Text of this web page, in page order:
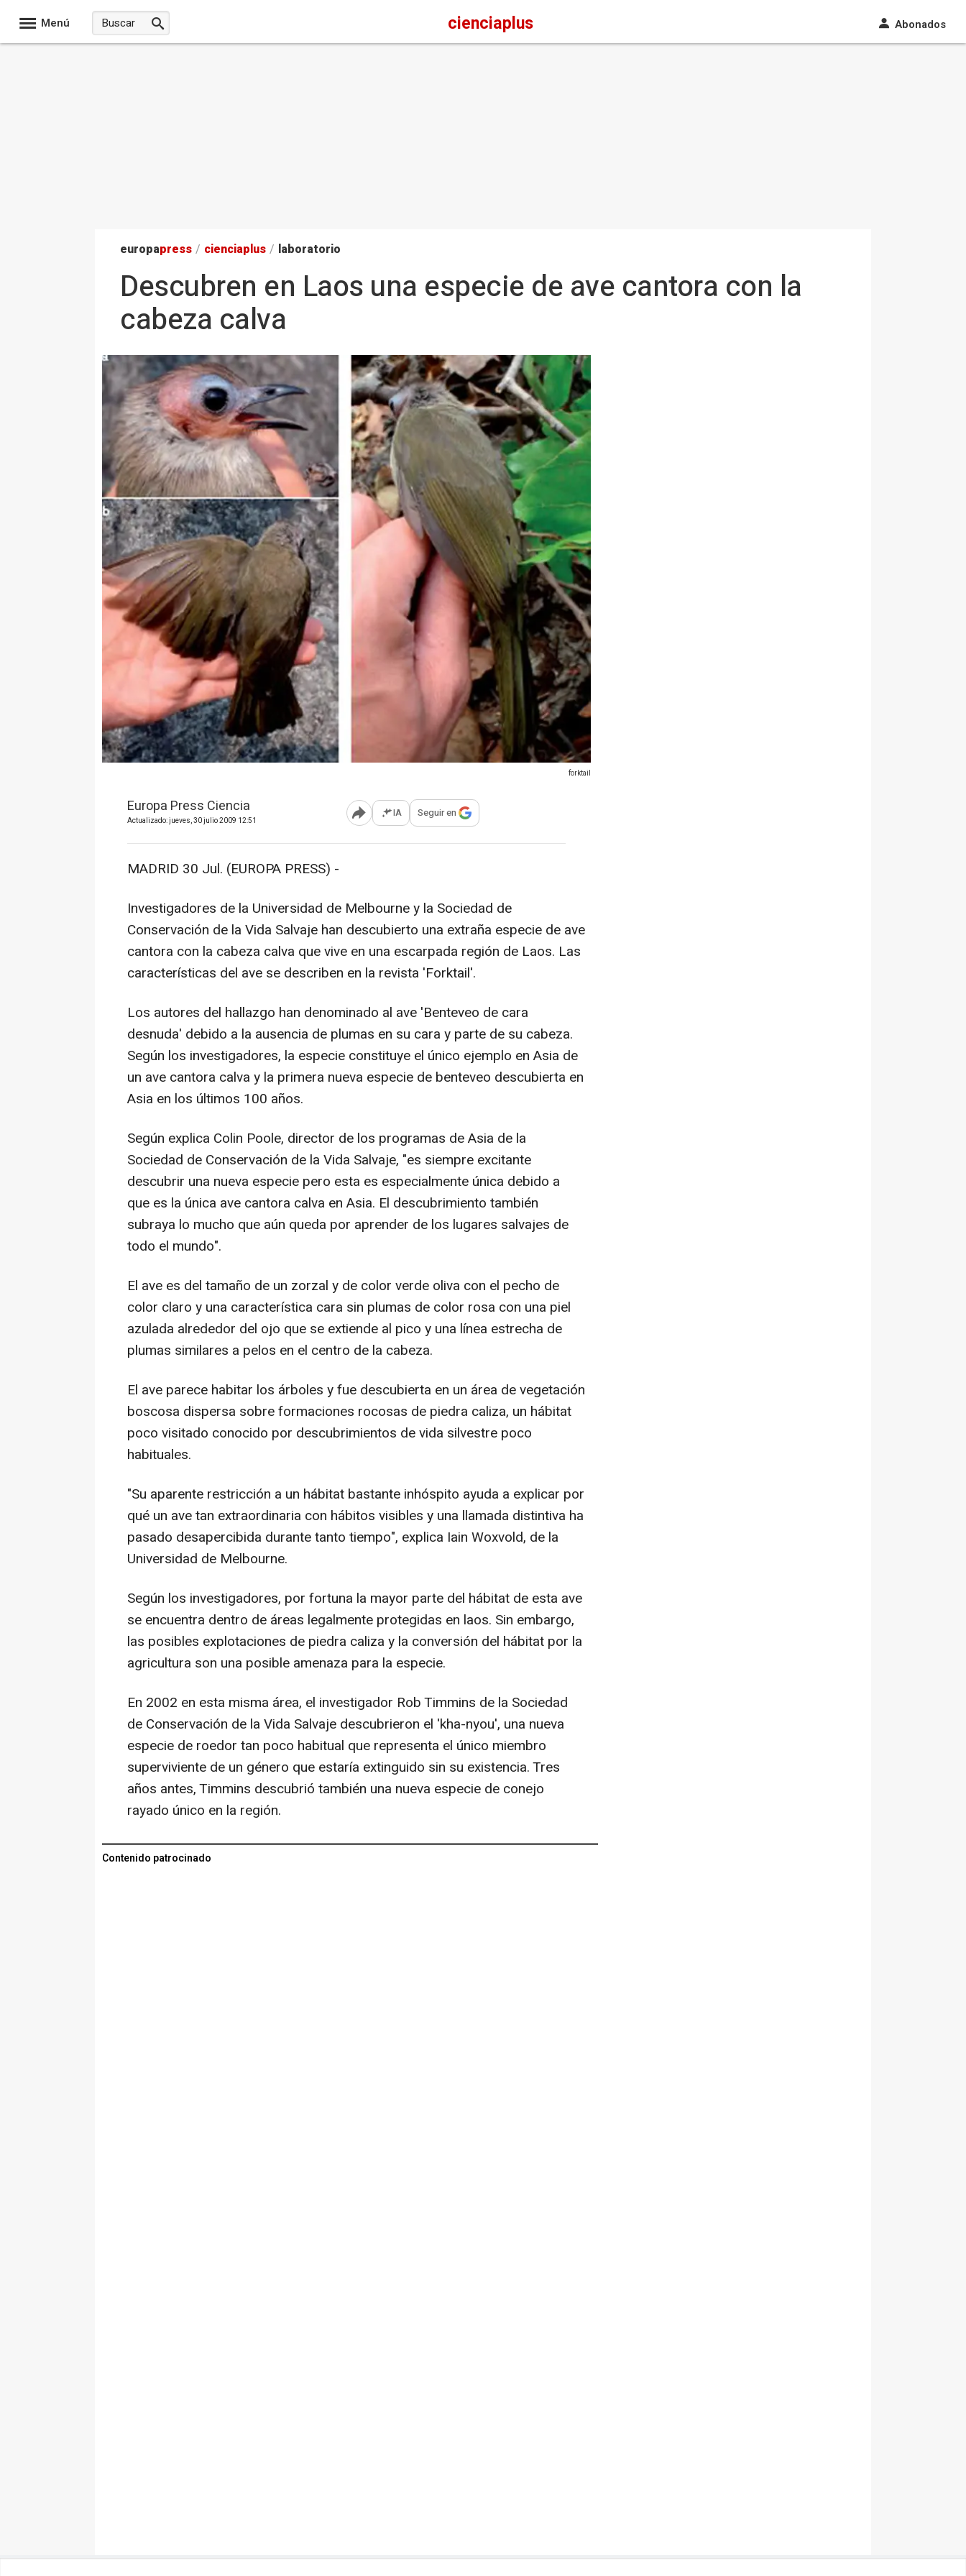
Menú cienciaplus Abonados
europapress / cienciaplus / laboratorio
Descubren en Laos una especie de ave cantora con la
cabeza calva
forktail
Europa Press Ciencia
Actualizado: jueves, 30 julio 2009 12:51 Abrir opciones para compartir
IA Seguir en
MADRID 30 Jul. (EUROPA PRESS) -
Investigadores de la Universidad de Melbourne y la Sociedad de
Conservación de la Vida Salvaje han descubierto una extraña especie de ave
cantora con la cabeza calva que vive en una escarpada región de Laos. Las
características del ave se describen en la revista 'Forktail'.
Los autores del hallazgo han denominado al ave 'Benteveo de cara
desnuda' debido a la ausencia de plumas en su cara y parte de su cabeza.
Según los investigadores, la especie constituye el único ejemplo en Asia de
un ave cantora calva y la primera nueva especie de benteveo descubierta en
Asia en los últimos 100 años.
Según explica Colin Poole, director de los programas de Asia de la
Sociedad de Conservación de la Vida Salvaje, "es siempre excitante
descubrir una nueva especie pero esta es especialmente única debido a
que es la única ave cantora calva en Asia. El descubrimiento también
subraya lo mucho que aún queda por aprender de los lugares salvajes de
todo el mundo".
El ave es del tamaño de un zorzal y de color verde oliva con el pecho de
color claro y una característica cara sin plumas de color rosa con una piel
azulada alrededor del ojo que se extiende al pico y una línea estrecha de
plumas similares a pelos en el centro de la cabeza.
El ave parece habitar los árboles y fue descubierta en un área de vegetación
boscosa dispersa sobre formaciones rocosas de piedra caliza, un hábitat
poco visitado conocido por descubrimientos de vida silvestre poco
habituales.
"Su aparente restricción a un hábitat bastante inhóspito ayuda a explicar por
qué un ave tan extraordinaria con hábitos visibles y una llamada distintiva ha
pasado desapercibida durante tanto tiempo", explica Iain Woxvold, de la
Universidad de Melbourne.
Según los investigadores, por fortuna la mayor parte del hábitat de esta ave
se encuentra dentro de áreas legalmente protegidas en laos. Sin embargo,
las posibles explotaciones de piedra caliza y la conversión del hábitat por la
agricultura son una posible amenaza para la especie.
En 2002 en esta misma área, el investigador Rob Timmins de la Sociedad
de Conservación de la Vida Salvaje descubrieron el 'kha-nyou', una nueva
especie de roedor tan poco habitual que representa el único miembro
superviviente de un género que estaría extinguido sin su existencia. Tres
años antes, Timmins descubrió también una nueva especie de conejo
rayado único en la región.
Contenido patrocinado